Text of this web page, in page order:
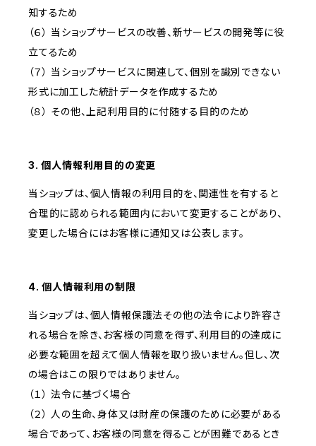
知するため
（６） 当ショップサービスの改善、新サービスの開発等に役
立てるため
（７） 当ショップサービスに関連して、個別を識別できない
形式に加工した統計データを作成するため
（８） その他、上記利用目的に付随する目的のため
3. 個人情報利用目的の変更
当ショップは、個人情報の利用目的を、関連性を有すると
合理的に認められる範囲内において変更することがあり、
変更した場合にはお客様に通知又は公表します。
4. 個人情報利用の制限
当ショップは、個人情報保護法その他の法令により許容さ
れる場合を除き、お客様の同意を得ず、利用目的の達成に
必要な範囲を超えて個人情報を取り扱いません。但し、次
の場合はこの限りではありません。
（１） 法令に基づく場合
（２） 人の生命、身体又は財産の保護のために必要がある
場合であって、お客様の同意を得ることが困難であるとき